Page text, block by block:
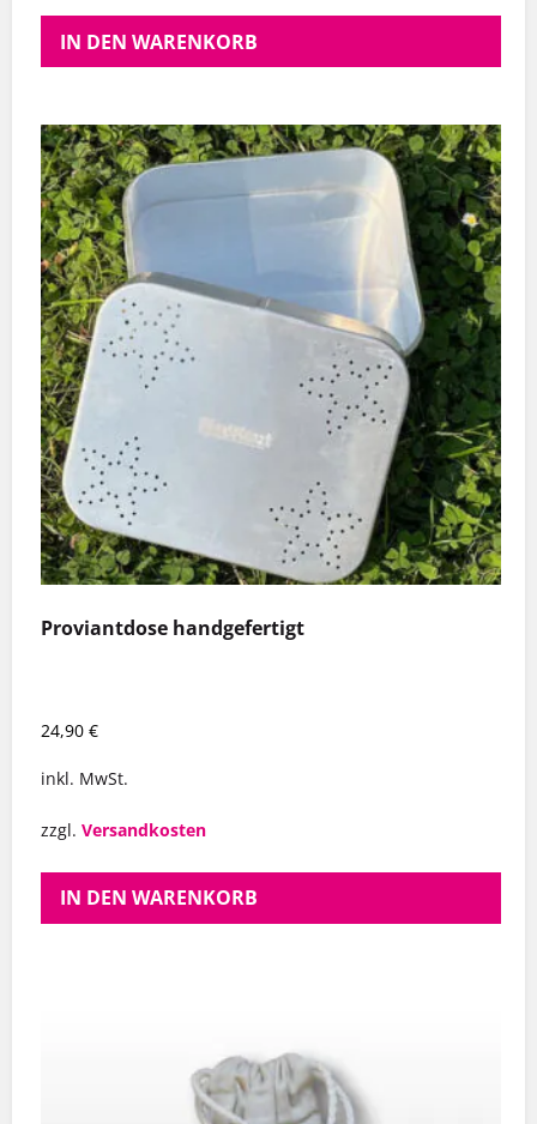
IN DEN WARENKORB
Proviantdose handgefertigt
24,90 €
inkl. MwSt.
zzgl. Versandkosten
IN DEN WARENKORB